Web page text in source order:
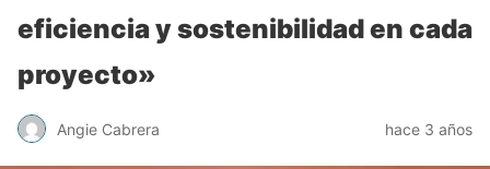
eficiencia y sostenibilidad en cada
proyecto»
Angie Cabrera hace 3 años